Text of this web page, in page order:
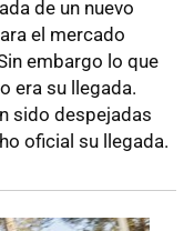
de un nuevo
el mercado
embargo lo que
era su llegada.
sido despejadas
oficial su llegada.